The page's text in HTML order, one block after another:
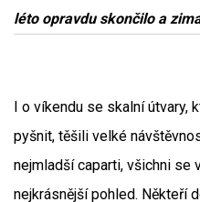
léto opravdu skončilo a
I o víkendu se skalní útvary,
pyšnit, těšili velké
nejmladší caparti, všichni se
nejkrásnější pohled. Někteří